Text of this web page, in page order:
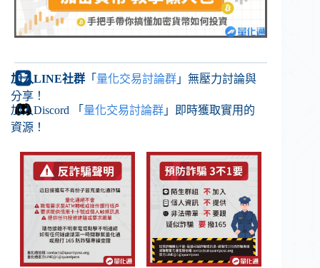
加入LINE社群 「 量化交易討論群 」無壓力討論與
分享！
加入Discord 「 量化交易討論群 」即時獲取實用的
資源！